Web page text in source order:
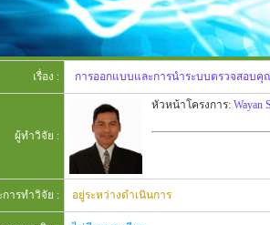
เรื่อง : การออกแบบและการนำระบบตรวจสอบ
ผู้ทำวิจัย :
หัวหน้าโครงการ: Wayan
การทำวิจัย : อยู่ระหว่างดำเนินการ